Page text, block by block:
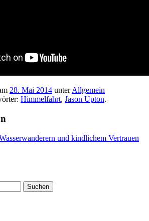
28. Mai 2014 unterAllgemein
Himmelfahrt, Jason Upton.
und kindlichem Vertrauen